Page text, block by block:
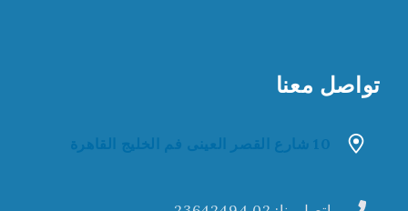
تواصل معنا
10 شارع القصر العينى فم الخليج القاهرة